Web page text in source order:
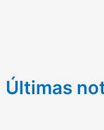
Últimas